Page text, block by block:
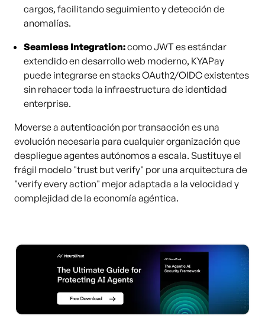
cargos, facilitando seguimiento y detección de
anomalías.
Seamless Integration:como JWT es estándar
extendido en desarrollo web moderno, KYAPay
puede integrarse en stacks OAuth2/OIDC existentes
sin rehacer toda la infraestructura de identidad
enterprise.
Moverse a autenticación por transacción es una
evolución necesaria para cualquier organización que
despliegue agentes autónomos a escala. Sustituye el
frágil modelo "trust but verify" por una arquitectura de
"verify every action" mejor adaptada a la velocidad y
complejidad de la economía agéntica.